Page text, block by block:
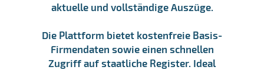
aktuelle und vollständige Auszüge.
Die Plattform bietet kostenfreie Basis-
Firmendaten sowie einen schnellen
Zugriff auf staatliche Register. Ideal